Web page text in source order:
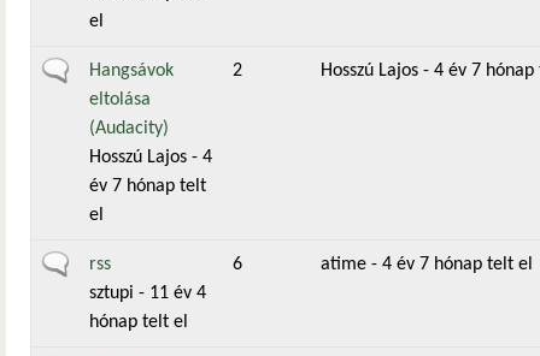
el
Általános téma
Hangsávok
eltolása
(Audacity)
Hosszú Lajos - 4
év 7 hónap telt
el
2 Hosszú Lajos - 4 év 7
Általános téma
rss
sztupi - 11 év 4
hónap telt el
6 atime - 4 év 7 hónap telt el